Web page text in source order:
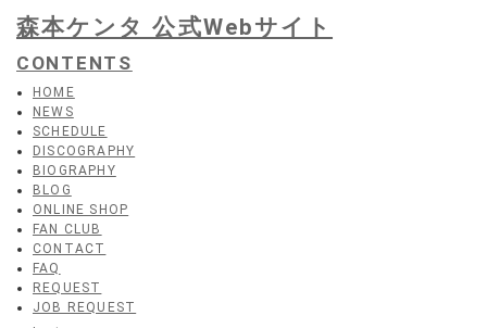
森本ケンタ 公式Webサイト
CONTENTS
HOME
NEWS
SCHEDULE
DISCOGRAPHY
BIOGRAPHY
BLOG
ONLINE SHOP
FAN CLUB
CONTACT
FAQ
REQUEST
JOB REQUEST